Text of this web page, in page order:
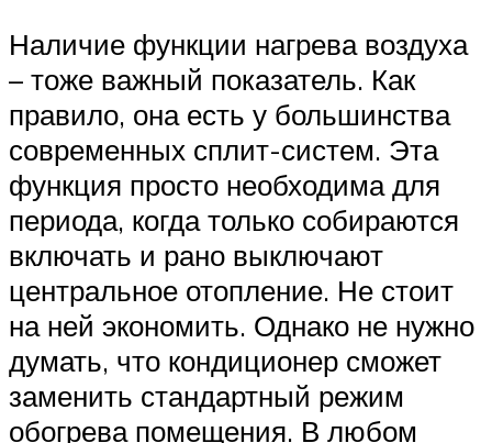
Наличие функции нагрева воздуха
– тоже важный показатель. Как
правило, она есть у большинства
современных сплит-систем. Эта
функция просто необходима для
периода, когда только собираются
включать и рано выключают
центральное отопление. Не стоит
на ней экономить. Однако не нужно
думать, что кондиционер сможет
заменить стандартный режим
обогрева помещения. В любом